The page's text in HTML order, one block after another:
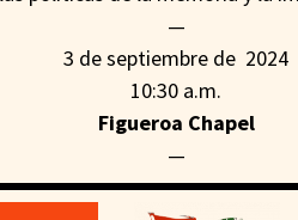
—
3 de septiembre de 2024
10:30 a.m.
Figueroa Chapel
—